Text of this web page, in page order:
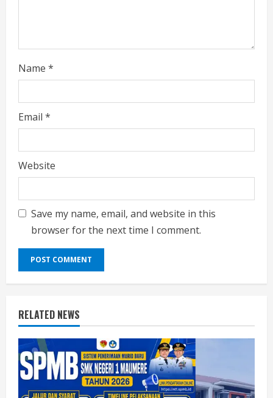
Name *
Email *
Website
Save my name, email, and website in this
browser for the next time I comment.
RELATED NEWS